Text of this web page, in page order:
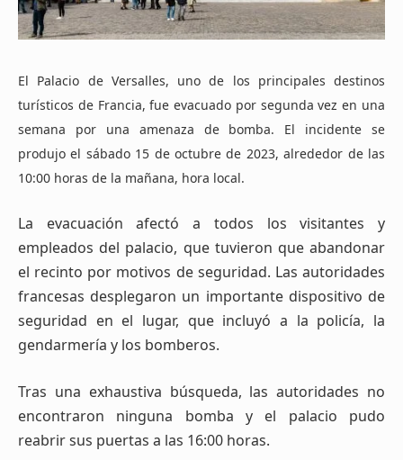
El Palacio de Versalles, uno de los principales destinos
turísticos de Francia, fue evacuado por segunda vez en una
semana por una amenaza de bomba. El incidente se
produjo el sábado 15 de octubre de 2023, alrededor de las
10:00 horas de la mañana, hora local.
La evacuación afectó a todos los visitantes y
empleados del palacio, que tuvieron que abandonar
el recinto por motivos de seguridad. Las autoridades
francesas desplegaron un importante dispositivo de
seguridad en el lugar, que incluyó a la policía, la
gendarmería y los bomberos.
Tras una exhaustiva búsqueda, las autoridades no
encontraron ninguna bomba y el palacio pudo
reabrir sus puertas a las 16:00 horas.